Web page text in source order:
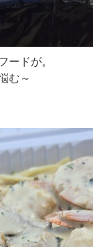
ードが。
む～